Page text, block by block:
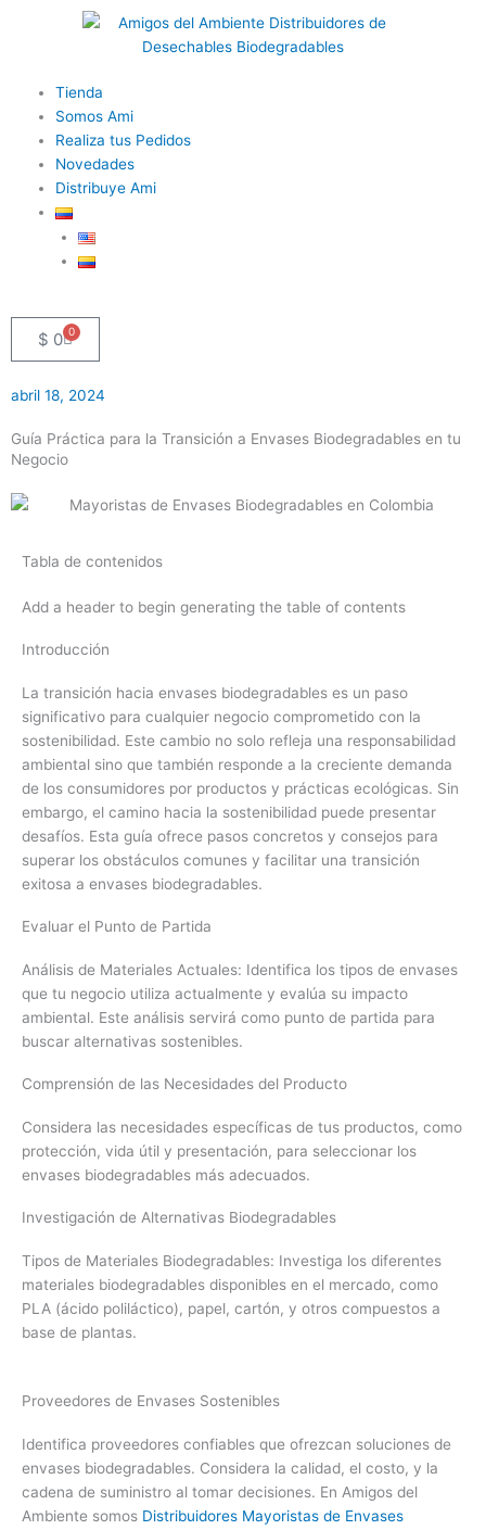
Flyout
Menu
Tienda
Somos Ami
Realiza tus Pedidos
Novedades
Distribuye Ami
$ 0 0
Cart
abril 18, 2024
Guía Práctica para la Transición a Envases Biodegradables en tu
Negocio
Tabla de contenidos
Add a header to begin generating the table of contents
Introducción
La transición hacia envases biodegradables es un paso
significativo para cualquier negocio comprometido con la
sostenibilidad. Este cambio no solo refleja una responsabilidad
ambiental sino que también responde a la creciente demanda
de los consumidores por productos y prácticas ecológicas. Sin
embargo, el camino hacia la sostenibilidad puede presentar
desafíos. Esta guía ofrece pasos concretos y consejos para
superar los obstáculos comunes y facilitar una transición
exitosa a envases biodegradables.
Evaluar el Punto de Partida
Análisis de Materiales Actuales: Identifica los tipos de envases
que tu negocio utiliza actualmente y evalúa su impacto
ambiental. Este análisis servirá como punto de partida para
buscar alternativas sostenibles.
Comprensión de las Necesidades del Producto
Considera las necesidades específicas de tus productos, como
protección, vida útil y presentación, para seleccionar los
envases biodegradables más adecuados.
Investigación de Alternativas Biodegradables
Tipos de Materiales Biodegradables: Investiga los diferentes
materiales biodegradables disponibles en el mercado, como
PLA (ácido poliláctico), papel, cartón, y otros compuestos a
base de plantas.
Proveedores de Envases Sostenibles
Identifica proveedores confiables que ofrezcan soluciones de
envases biodegradables. Considera la calidad, el costo, y la
cadena de suministro al tomar decisiones. En Amigos del
Ambiente somos Distribuidores Mayoristas de Envases